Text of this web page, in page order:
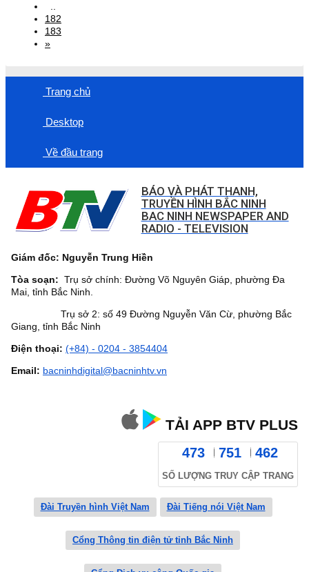
182
183
»
Trang chủ
Desktop
Về đầu trang
BÁO VÀ PHÁT THANH,
TRUYỀN HÌNH BẮC NINH
BAC NINH NEWSPAPER AND
RADIO - TELEVISION
Giám đốc: Nguyễn Trung Hiền
Tòa soạn: Trụ sở chính: Đường Võ Nguyên Giáp, phường Đa
Mai, tỉnh Bắc Ninh.
Trụ sở 2: số 49 Đường Nguyễn Văn Cừ, phường Bắc
Giang, tỉnh Bắc Ninh
Điện thoại: (+84) - 0204 - 3854404
Email: bacninhdigital@bacninhtv.vn
TẢI APP BTV PLUS
473 751 462
SỐ LƯỢNG TRUY CẬP TRANG
Đài Truyền hình Việt Nam Đài Tiếng nói Việt Nam
Cổng Thông tin điện tử tỉnh Bắc Ninh